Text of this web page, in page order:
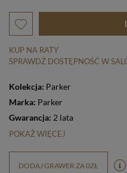
KUP NA RATY
SPRAWDŹ DOSTĘPNOŚĆ W
Kolekcja: Parker
Marka: Parker
Gwarancja: 2 lata
POKAŻ WIĘCEJ
DODAJ GRAWER ZA 0ZŁ